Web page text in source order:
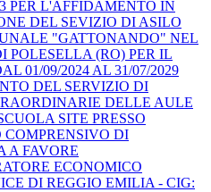
PER L'AFFIDAMENTO IN
DEL SEVIZIO DI ASILO
"GATTONANDO" NEL
POLESELLA (RO) PER IL
01/09/2024 AL 31/07/2029
DEL SERVIZIO DI
DELLE AULE
SITE PRESSO
DI
A FAVORE
ECONOMICO
DI REGGIO EMILIA - CIG: